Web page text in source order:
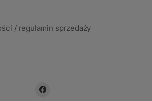
/ regulamin sprzedaży